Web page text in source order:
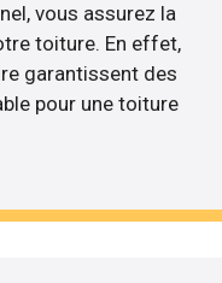
vous assurez la
toiture. En effet,
garantissent des
pour une toiture